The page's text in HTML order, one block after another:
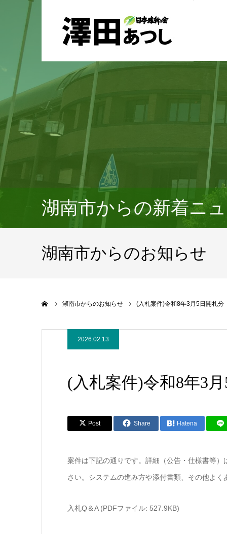
湖南市からの新着ニ
湖南市からのお知らせ
湖南市からのお知らせ (入札案件)令和8年3月5日開札分
2026.02.13
(入札案件)令和8年3
Post Share Hatena
案件は下記の通りです。詳細（公告・仕様書等
さい。システムの進み方や添付書類、その他よ
入札Q＆A (PDFファイル: 527.9KB)